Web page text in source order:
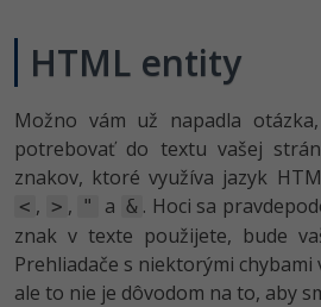
HTML entity
Možno vám už napadla
potrebovať do textu vašej
znakov, ktoré využíva jazyk
< , > , " a & . Hoci sa
znak v texte použijete, bude
Prehliadače s niektorými
ale to nie je dôvodom na to, aby